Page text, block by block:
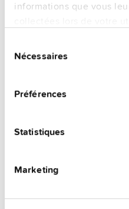
informations que vous
duNécessaires
Préférences
Statistiques
Marketing